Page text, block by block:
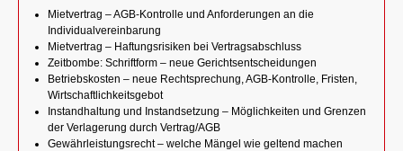
Mietvertrag – AGB-Kontrolle und Anforderungen an die
Individualvereinbarung
Mietvertrag – Haftungsrisiken bei Vertragsabschluss
Zeitbombe: Schriftform – neue Gerichtsentscheidungen
Betriebskosten – neue Rechtsprechung, AGB-Kontrolle, Fristen,
Wirtschaftlichkeitsgebot
Instandhaltung und Instandsetzung – Möglichkeiten und Grenzen
der Verlagerung durch Vertrag/AGB
Gewährleistungsrecht – welche Mängel wie geltend machen